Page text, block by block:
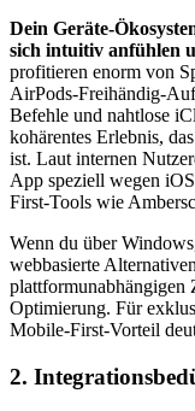
Dein Geräte-
sich intuitiv anfühlen
profitieren enorm von
AirPods-Freihändig-
Befehle und nahtlose
kohärentes Erlebnis,
ist. Laut internen
App speziell wegen
First-Tools wie
Wenn du über
webbasierte
plattformunabhängigen
Optimierung. Für
Mobile-First-Vorteil
2.